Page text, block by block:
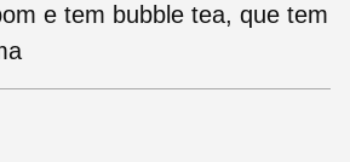
e tem bubble tea, que tem